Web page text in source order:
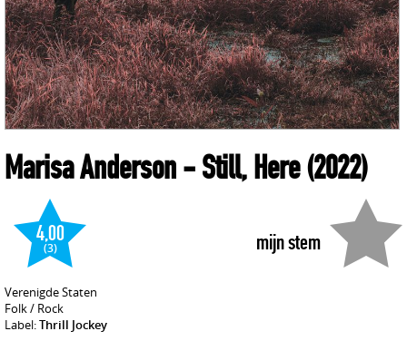
Marisa Anderson- Still, Here(2022)
mijn stem
4,00
(3)
Verenigde Staten
Folk / Rock
Label:Thrill Jockey